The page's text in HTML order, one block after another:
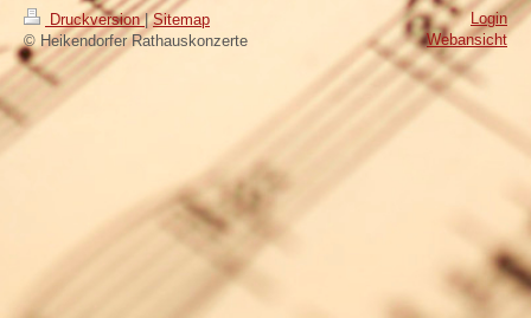
Druckversion| Sitemap
© Heikendorfer Rathauskonzerte
Login
Webansicht